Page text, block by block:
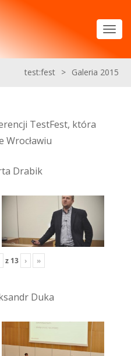
test:fest > Galeria 2015
TestFest, która
Wrocławiu
Drabik
z 13 › »
Duka